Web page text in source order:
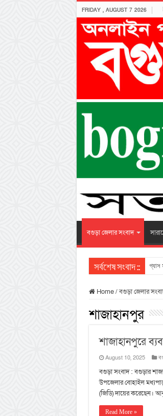
FRIDAY , AUGUST 7 2026
বগুড়া জেলার সংবাদ
সর্বশেষ সংবাদ :: গ্যাস
Home/বগুড়া জেলার
শাজাহানপুর
শাজাহানপুরে
August 10, 2025
বগুড়া সংবাদ : বগুড়ার
উপজেলার বোহাইল
(জিডি) দায়ের করেছেন।
Read More »